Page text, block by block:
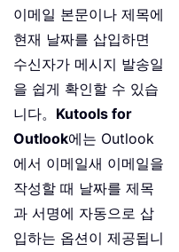
이메일 본문이나 제목에
현재 날짜를 삽입하면
수신자가 메시지 발송일
을 쉽게 확인할 수 있습
니다。 Kutools for
Outlook에는 Outlook
에서 이메일새 이메일을
작성할 때 날짜를 제목
과 서명에 자동으로 삽
입하는 옵션이 제공됩니